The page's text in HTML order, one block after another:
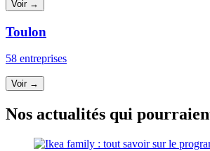
Voir →
Toulon
58 entreprises
Voir →
Nos actualités qui